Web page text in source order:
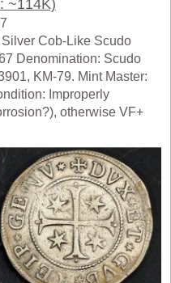
~114K)
Cob-Like Scudo
Denomination: Scudo
KM-79. Mint Master:
Improperly
otherwise VF+